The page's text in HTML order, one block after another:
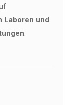
Laboren und
.